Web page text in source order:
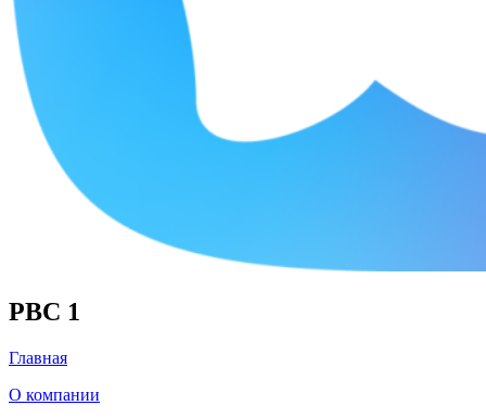
РВС 1
Главная
О компании